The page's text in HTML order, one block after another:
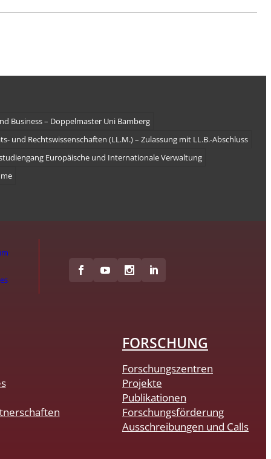
Business – Doppelmaster Uni Bamberg
und Rechtswissenschaften (LL.M.) – Zulassung mit LL.B.-Abschluss
Europäische und Internationale Verwaltung
FORSCHUNG
Forschungszentren
Projekte
Publikationen
Forschungsförderung
Ausschreibungen und Calls